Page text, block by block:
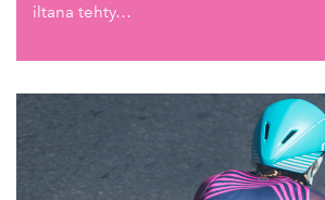
iltana tehty…